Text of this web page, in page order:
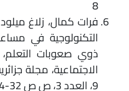
التكنولوجية في
ذوي صعوبات التعلم،
الاجتماعية، مجلة